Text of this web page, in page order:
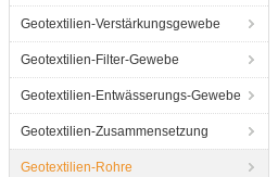
Geotextilien-Verstärkungsgewebe
Geotextilien-Filter-Gewebe
Geotextilien-Entwässerungs-Gewebe
Geotextilien-Zusammensetzung
Geotextilien-Rohre